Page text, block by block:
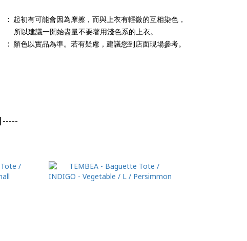
: 起初有可能會因為摩擦，而與上衣有輕微的互相染色，
所以建議一開始盡量不要著用淺色系的上衣。
: 顏色以實品為準。若有疑慮，建議您到店面現場參考。